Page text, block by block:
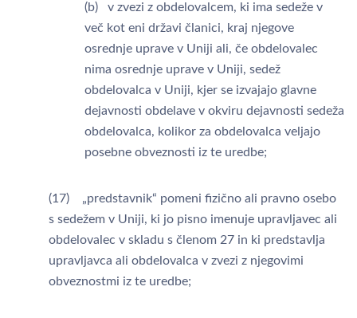
(b) v zvezi z obdelovalcem, ki ima sedeže v
več kot eni državi članici, kraj njegove
osrednje uprave v Uniji ali, če obdelovalec
nima osrednje uprave v Uniji, sedež
obdelovalca v Uniji, kjer se izvajajo glavne
dejavnosti obdelave v okviru dejavnosti sedeža
obdelovalca, kolikor za obdelovalca veljajo
posebne obveznosti iz te uredbe;
(17) „predstavnik“ pomeni fizično ali pravno osebo
s sedežem v Uniji, ki jo pisno imenuje upravljavec ali
obdelovalec v skladu s členom 27 in ki predstavlja
upravljavca ali obdelovalca v zvezi z njegovimi
obveznostmi iz te uredbe;